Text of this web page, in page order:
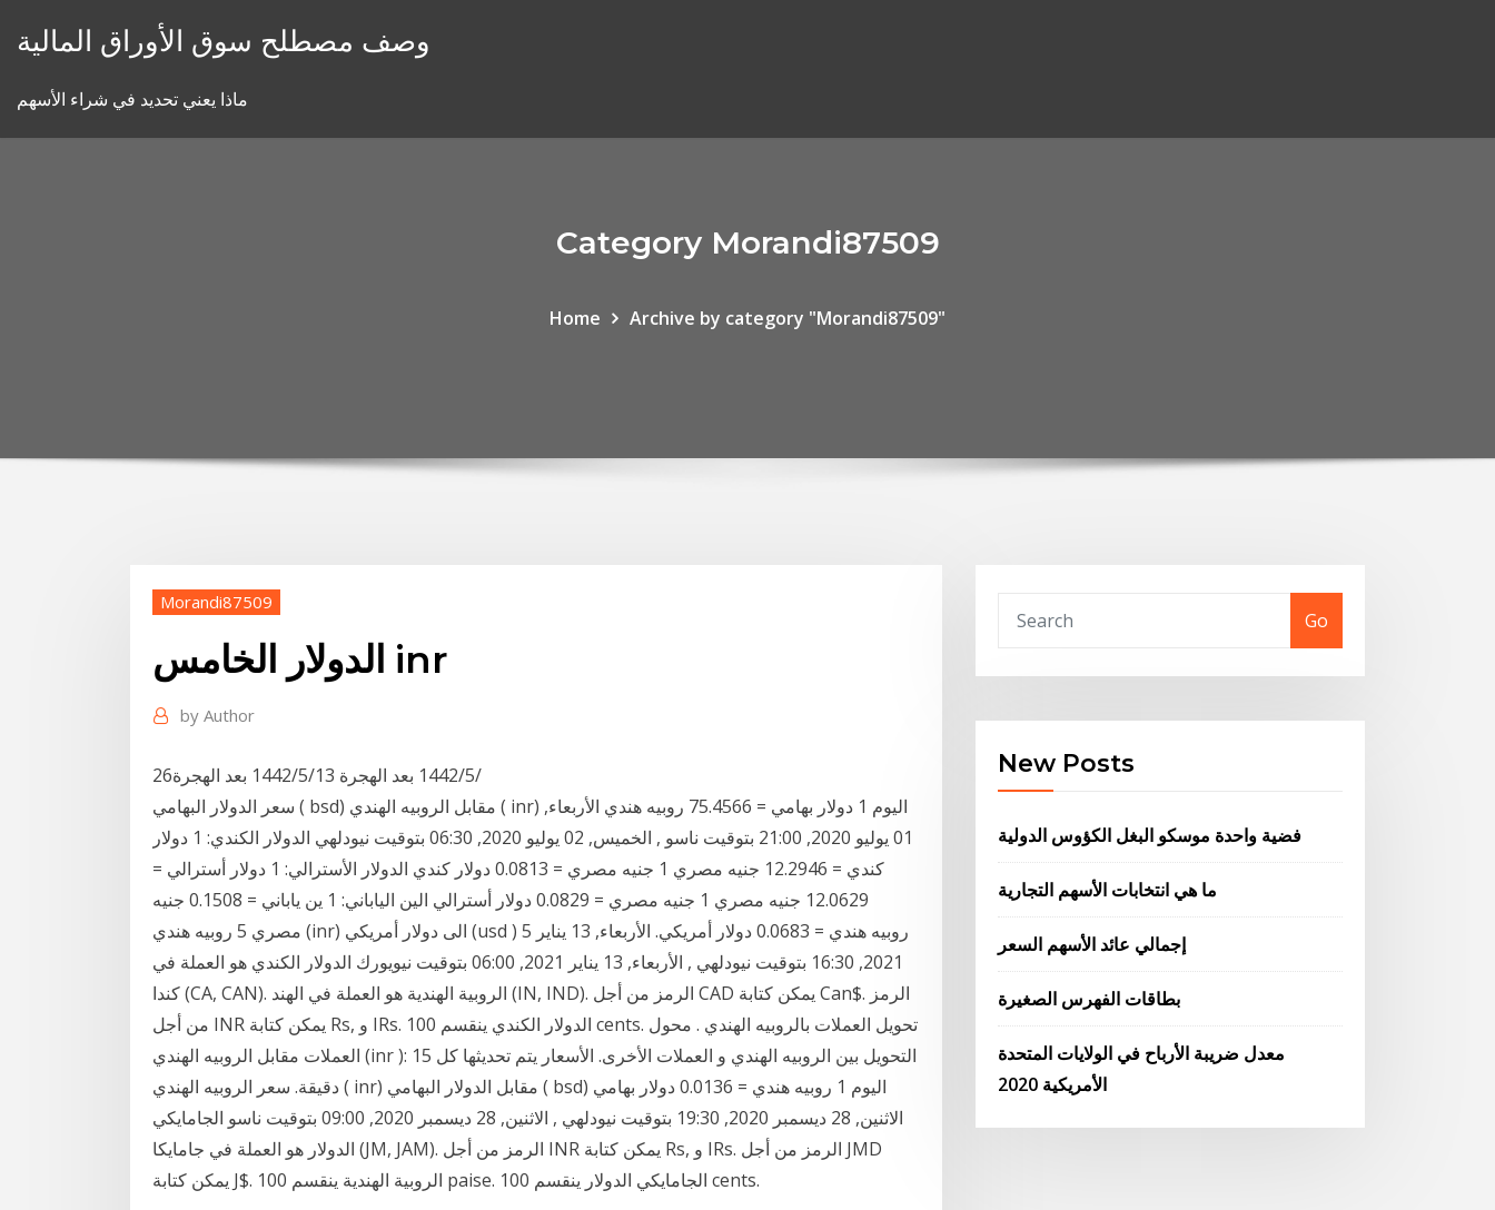
وصف مصطلح سوق الأوراق المالية
ماذا يعني تحديد في شراء الأسهم
Category Morandi87509
Home Archive by category "Morandi87509"
Morandi87509
الدولار الخامس inr
by Author
26‏‏/5‏‏/1442 بعد الهجرة 13‏‏/5‏‏/1442 بعد الهجرة
سعر الدولار البهامي ( bsd) مقابل الروبيه الهندي ( inr) اليوم 1 دولار بهامي = 75.4566 روبيه هندي الأربعاء,
01 يوليو 2020, 21:00 بتوقيت ناسو , الخميس, 02 يوليو 2020, 06:30 بتوقيت نيودلهي الدولار الكندي: 1 دولار
كندي = 12.2946 جنيه مصري 1 جنيه مصري = 0.0813 دولار كندي الدولار الأسترالي: 1 دولار أسترالي =
12.0629 جنيه مصري 1 جنيه مصري = 0.0829 دولار أسترالي الين الياباني: 1 ين ياباني = 0.1508 جنيه
مصري 5 روبيه هندي (inr) الى دولار أمريكي (usd ) 5 روبيه هندي = 0.0683 دولار أمريكي. الأربعاء, 13 يناير
2021, 16:30 بتوقيت نيودلهي , الأربعاء, 13 يناير 2021, 06:00 بتوقيت نيويورك الدولار الكندي هو العملة في
كندا (CA, CAN). الروبية الهندية هو العملة في الهند (IN, IND). الرمز من أجل CAD يمكن كتابة Can$. الرمز
من أجل INR يمكن كتابة Rs, و IRs. الدولار الكندي ينقسم 100 cents. تحويل العملات بالروبيه الهندي . محول
العملات مقابل الروبيه الهندي (inr ): التحويل بين الروبيه الهندي و العملات الأخرى. الأسعار يتم تحديثها كل 15
دقيقة. سعر الروبيه الهندي ( inr) مقابل الدولار البهامي ( bsd) اليوم 1 روبيه هندي = 0.0136 دولار بهامي
الاثنين, 28 ديسمبر 2020, 19:30 بتوقيت نيودلهي , الاثنين, 28 ديسمبر 2020, 09:00 بتوقيت ناسو الجامايكي
الدولار هو العملة في جامايكا (JM, JAM). الرمز من أجل INR يمكن كتابة Rs, و IRs. الرمز من أجل JMD
يمكن كتابة J$. الروبية الهندية ينقسم 100 paise. الجامايكي الدولار ينقسم 100 cents.
Go
New Posts
فضية واحدة موسكو البغل الكؤوس الدولية
ما هي انتخابات الأسهم التجارية
إجمالي عائد الأسهم السعر
بطاقات الفهرس الصغيرة
معدل ضريبة الأرباح في الولايات المتحدة
الأمريكية 2020